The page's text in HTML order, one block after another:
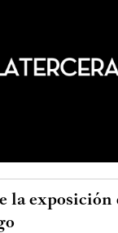
la exposición